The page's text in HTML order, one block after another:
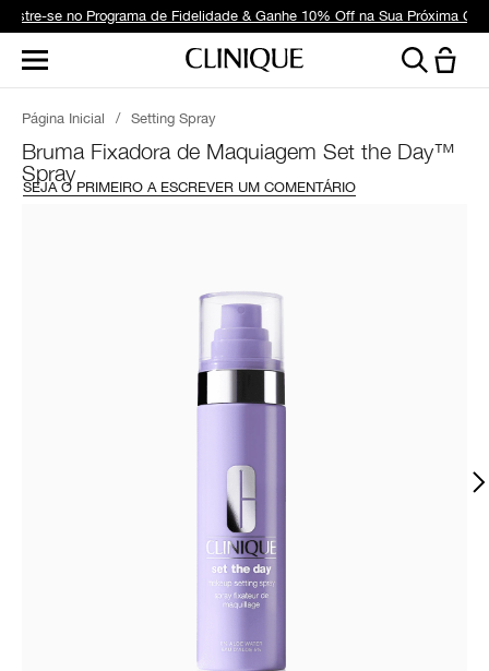
se no Programa de Fidelidade & Ganhe 10% Off na Sua Próxima
Página Inicial / Setting Spray
Bruma Fixadora de Maquiagem Set the Day™
Spray
SEJA O PRIMEIRO A ESCREVER UM COMENTÁRIO